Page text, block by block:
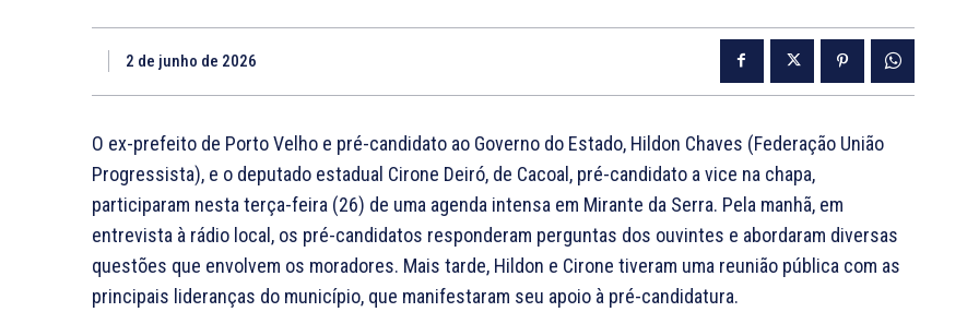
2 de junho de 2026
O ex-prefeito de Porto Velho e pré-candidato ao Governo do Estado, Hildon Chaves (Federação União
Progressista), e o deputado estadual Cirone Deiró, de Cacoal, pré-candidato a vice na chapa,
participaram nesta terça-feira (26) de uma agenda intensa em Mirante da Serra. Pela manhã, em
entrevista à rádio local, os pré-candidatos responderam perguntas dos ouvintes e abordaram diversas
questões que envolvem os moradores. Mais tarde, Hildon e Cirone tiveram uma reunião pública com as
principais lideranças do município, que manifestaram seu apoio à pré-candidatura.